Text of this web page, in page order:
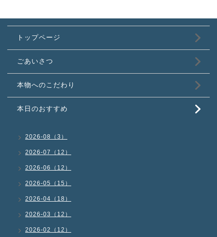
トップページ
ごあいさつ
本物へのこだわり
本日のおすすめ
2026-08（3）
2026-07（12）
2026-06（12）
2026-05（15）
2026-04（18）
2026-03（12）
2026-02（12）